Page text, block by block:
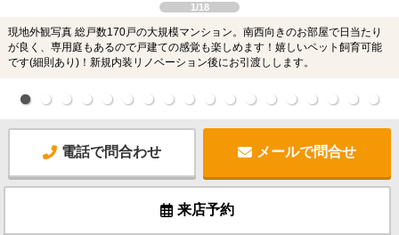
1/18
現地外観写真 総戸数170戸の大規模マンション。南西向きのお部屋で日当たり
が良く、専用庭もあるので戸建ての感覚も楽しめます！嬉しいペット飼育可能
です(細則あり)！新規内装リノベーション後にお引渡しします。
電話で問合わせ メールで問合せ
来店予約